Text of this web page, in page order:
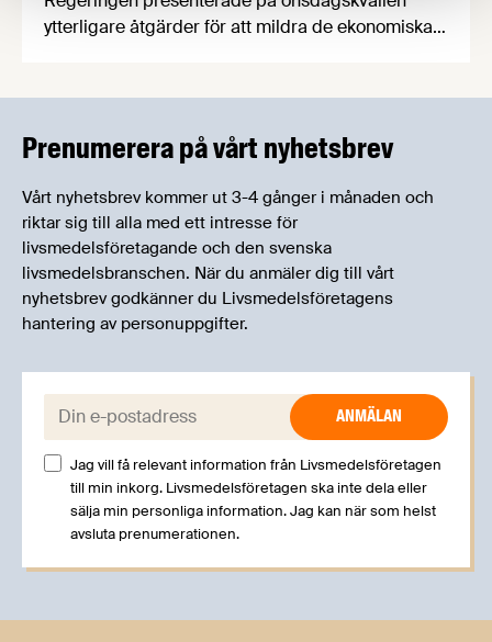
ytterligare åtgärder för att mildra de ekonomiska
företag, bygger på en överenskommelse mellan
regeringen, Centerpartiet och Liberalerna och ska
presenteras för Riksdagen inom kort.
Prenumerera på vårt nyhetsbrev
Vårt nyhetsbrev kommer ut 3-4 gånger i månaden och
riktar sig till alla med ett intresse för
livsmedelsföretagande och den svenska
livsmedelsbranschen. När du anmäler dig till vårt
nyhetsbrev godkänner du Livsmedelsföretagens
hantering av personuppgifter.
E-post:
Jag vill få relevant information från Livsmedelsföretagen
till min inkorg. Livsmedelsföretagen ska inte dela eller
sälja min personliga information. Jag kan när som helst
avsluta prenumerationen.